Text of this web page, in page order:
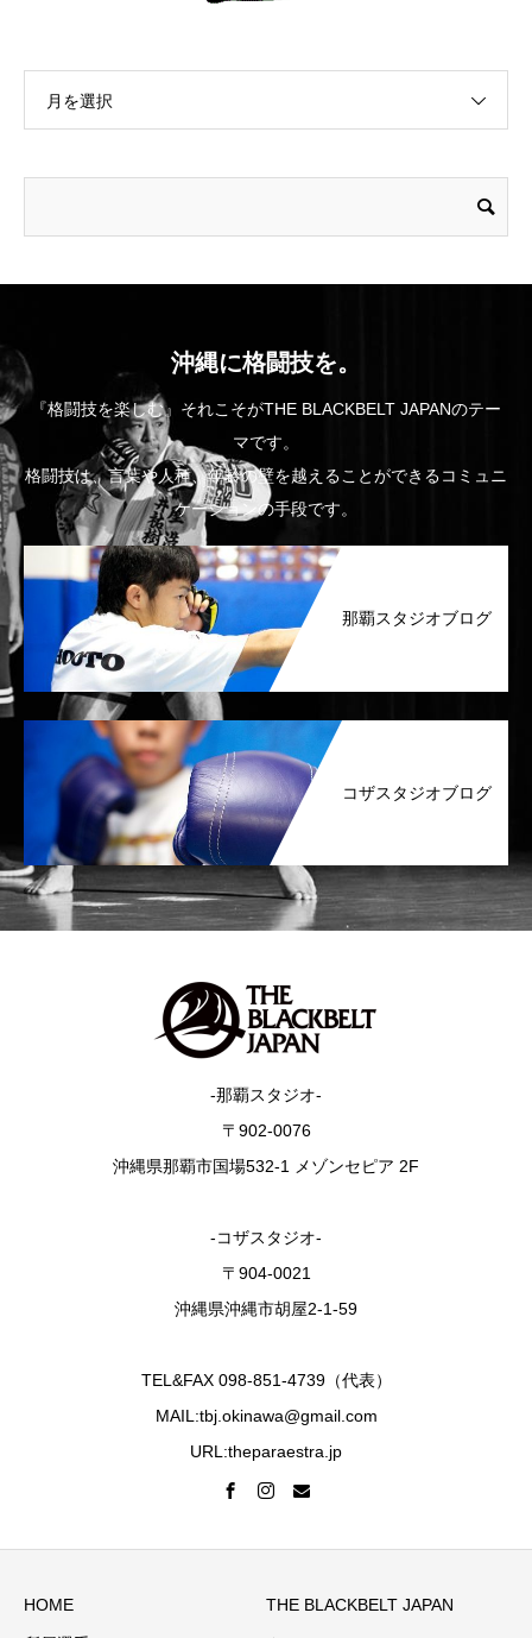
月を選択
沖縄に格闘技を。
『格闘技を楽しむ』それこそがTHE BLACKBELT JAPANのテー
マです。
格闘技は、言葉や人種、年齢の壁を越えることができるコミュニ
ケーションの手段です。
那覇スタジオブログ
コザスタジオブログ
-那覇スタジオ-
〒902-0076
沖縄県那覇市国場532-1 メゾンセピア 2F
-コザスタジオ-
〒904-0021
沖縄県沖縄市胡屋2-1-59
TEL&FAX 098-851-4739（代表）
MAIL:tbj.okinawa@gmail.com
URL:theparaestra.jp
HOME THE BLACKBELT JAPAN